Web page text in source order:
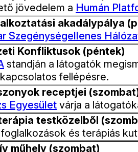
jövedelem a Humán
akadálypálya
Szegénységellenes
Konfliktusok (péntek)
standján a látogatók
fellépésre.
receptjei
Egyesület várja a
testközelből
és terápiás
műhely (szombat)